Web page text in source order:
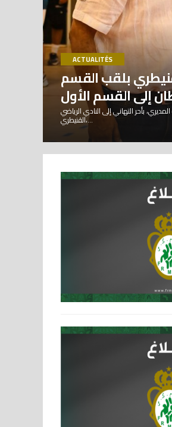
ACTUALITÉS
بلقب القسم
إلى القسم الأول
بأحر التهاني إلى النادي الرياضي
القنيطري،...